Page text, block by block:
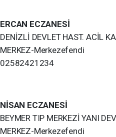
ERCAN ECZANESİ
DENİZLİ DEVLET HAST. ACİL
MERKEZ-Merkezefendi
02582421234
NİSAN ECZANESİ
BEYMER TIP MERKEZİ YANI
MERKEZ-Merkezefendi